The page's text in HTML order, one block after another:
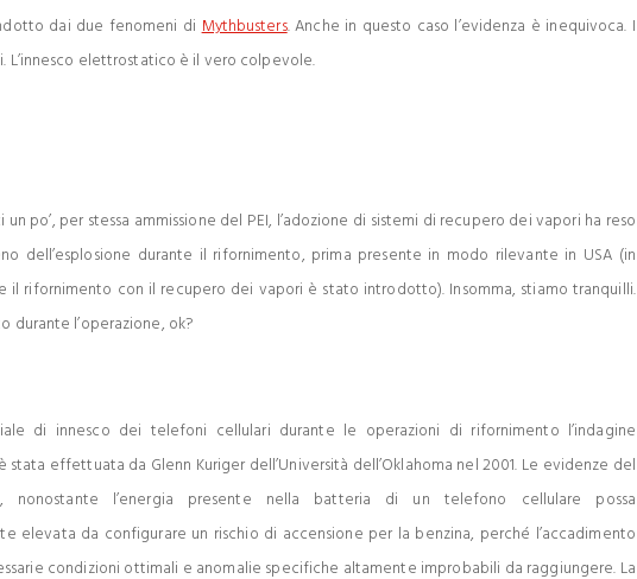
dai due fenomeni diMythbusters. Anche in questo caso l’evidenza è inequivoca. I
L’innesco elettrostatico è il vero colpevole.
un po’, per stessa ammissione del PEI, l’adozione di sistemi di recupero dei vapori ha reso
dell’esplosione durante il rifornimento, prima presente in modo rilevante in USA (in
il rifornimento con il recupero dei vapori è stato introdotto). Insomma, stiamo tranquilli.
durante l’operazione, ok?
di innesco dei telefoni cellulari durante le operazioni di rifornimento l’indagine
effettuata da Glenn Kuriger dell’Università dell’Oklahoma nel 2001. Le evidenze del
nonostante l’energia presente nella batteria di un telefono cellulare possa
elevata da configurare un rischio di accensione per la benzina, perché l’accadimento
condizioni ottimali e anomalie specifiche altamente improbabili da raggiungere. La